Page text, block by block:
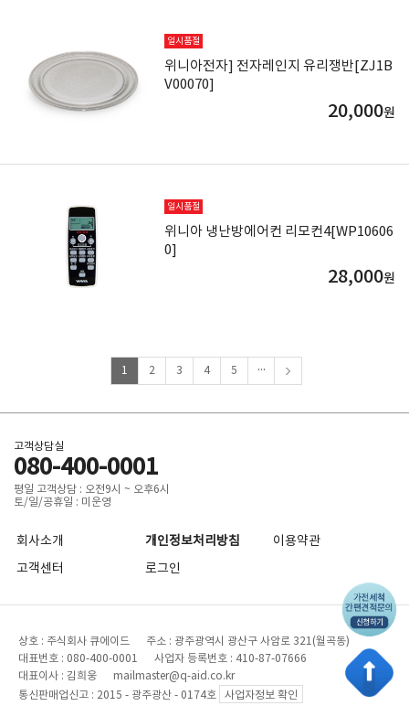
일시품절
위니아전자] 전자레인지 유리쟁반[ZJ1B
V00070]
20,000원
일시품절
위니아 냉난방에어컨 리모컨4[WP10606
0]
28,000원
1 2 3 4 5 ...
고객상담실
080-400-0001
평일 고객상담 : 오전9시 ~ 오후6시
토/일/공휴일 : 미운영
회사소개 개인정보처리방침
이용약관
고객센터
로그인
상호 : 주식회사 큐에이드 주소 : 광주광역시 광산구 사암로 321(월곡동)
대표번호 : 080-400-0001 사업자 등록번호 : 410-87-07666
대표이사 : 김희웅 mailmaster@q-aid.co.kr
통신판매업신고 : 2015 - 광주광산 - 0174호
사업자정보 확인